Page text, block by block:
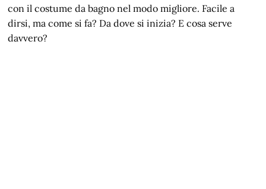
con il costume da bagno nel modo migliore. Facile a
dirsi, ma come si fa? Da dove si inizia? E cosa serve
davvero?